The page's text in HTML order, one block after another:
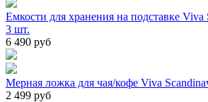
Емкости для хранения на подставке
3 шт.
6 490 руб
Мерная ложка для чая/кофе Viva
2 499 руб